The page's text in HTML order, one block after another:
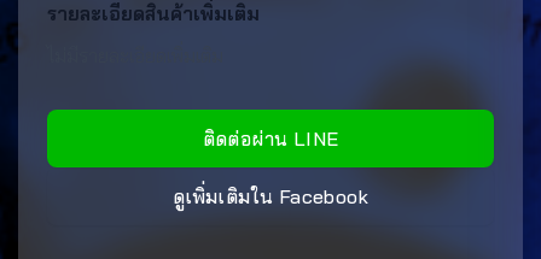
รายละเอียดสินค้าเพิ่มเติม
ติดต่อผ่าน LINE
ดูเพิ่มเติมใน Facebook